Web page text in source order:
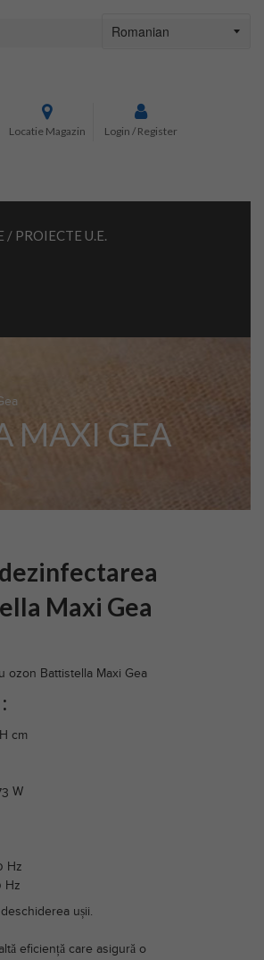
Locatie Magazin Login / Register
/ PROIECTE U.E.
MAXI GEA
Maxi Gea
ozon Battistella Maxi Gea
cm
W
Hz
Hz
ușii.
eficiență care asigură o